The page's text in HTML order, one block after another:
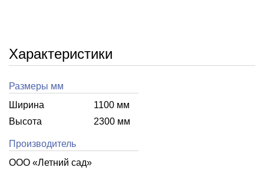
Характеристики
Размеры мм
Ширина
1100 мм
Высота
2300 мм
Производитель
ООО «Летний cад»